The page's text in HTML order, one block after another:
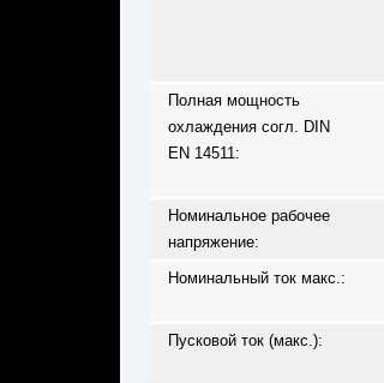
Полная мощность
охлаждения согл. DIN
EN 14511:
Номинальное рабочее
напряжение:
Номинальный ток макс.:
Пусковой ток (макс.):